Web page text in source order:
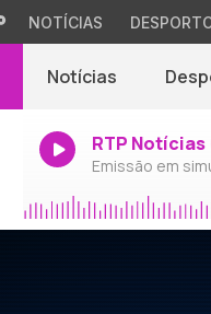
NOTÍCIAS
Notícias
RTP Notícias
Emissão em